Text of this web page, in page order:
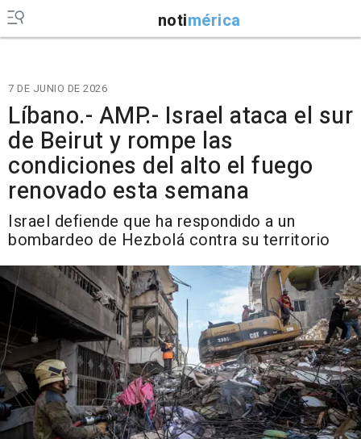
notimérica
7 DE JUNIO DE 2026
Líbano.- AMP.- Israel ataca el sur
de Beirut y rompe las
condiciones del alto el fuego
renovado esta semana
Israel defiende que ha respondido a un
bombardeo de Hezbolá contra su territorio